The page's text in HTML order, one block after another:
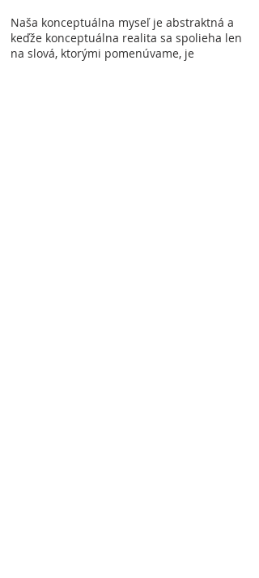
Naša konceptuálna myseľ je abstraktná a
keďže konceptuálna realita sa spolieha len
na slová, ktorými pomenúvame, je